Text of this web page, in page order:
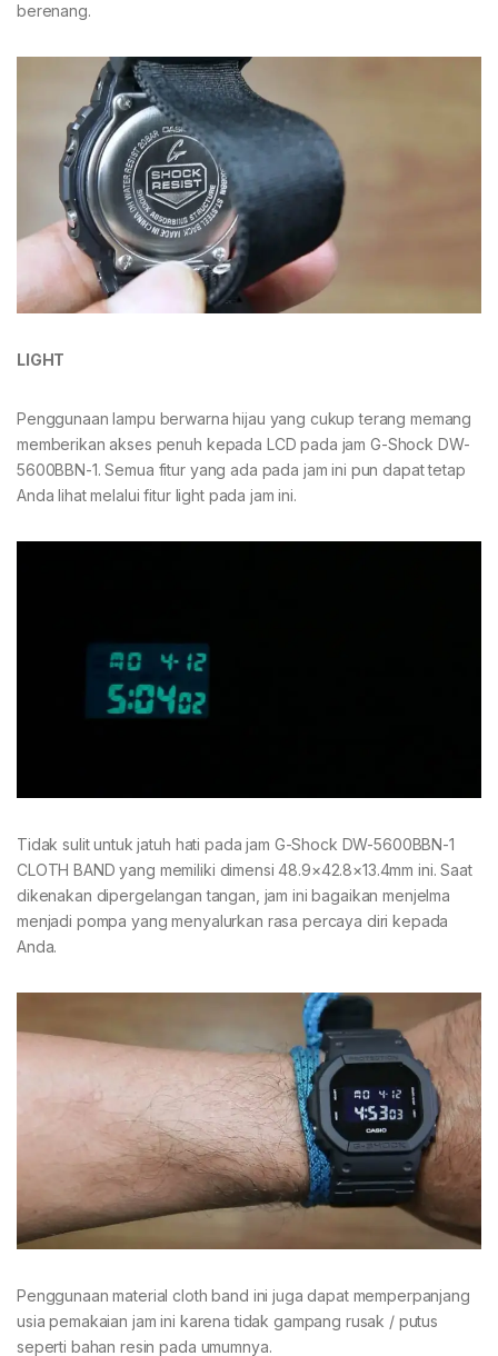
berenang.
LIGHT
Penggunaan lampu berwarna hijau yang cukup terang memang
memberikan akses penuh kepada LCD pada jam G-Shock DW-
5600BBN-1. Semua fitur yang ada pada jam ini pun dapat tetap
Anda lihat melalui fitur light pada jam ini.
Tidak sulit untuk jatuh hati pada jam G-Shock DW-5600BBN-1
CLOTH BAND yang memiliki dimensi 48.9×42.8×13.4mm ini. Saat
dikenakan dipergelangan tangan, jam ini bagaikan menjelma
menjadi pompa yang menyalurkan rasa percaya diri kepada
Anda.
Penggunaan material cloth band ini juga dapat memperpanjang
usia pemakaian jam ini karena tidak gampang rusak / putus
seperti bahan resin pada umumnya.